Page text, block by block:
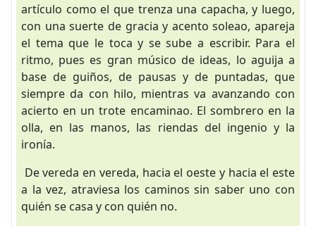
artículo como el que trenza una capacha, y luego,
con una suerte de gracia y acento soleao, apareja
el tema que le toca y se sube a escribir. Para el
ritmo, pues es gran músico de ideas, lo aguija a
base de guiños, de pausas y de puntadas, que
siempre da con hilo, mientras va avanzando con
acierto en un trote encaminao. El sombrero en la
olla, en las manos, las riendas del ingenio y la
ironía.
De vereda en vereda, hacia el oeste y hacia el este
a la vez, atraviesa los caminos sin saber uno con
quién se casa y con quién no.